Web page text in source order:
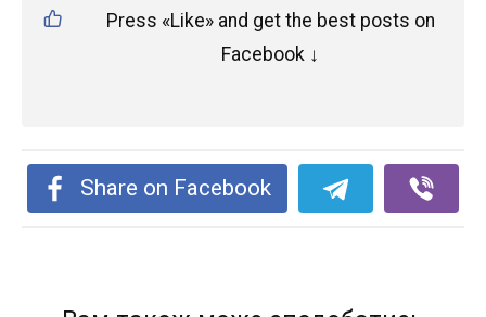
Press «Like» and get the best posts on
Facebook ↓
Share on Facebook